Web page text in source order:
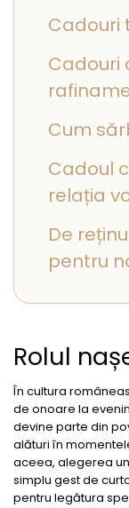
Cadouri
Cadouri
Cum
Cadoul
relația
De
pentru
Rolul
În cultura
de onoare la
devine parte din
alături în
aceea, alegerea
simplu gest de
pentru legătura